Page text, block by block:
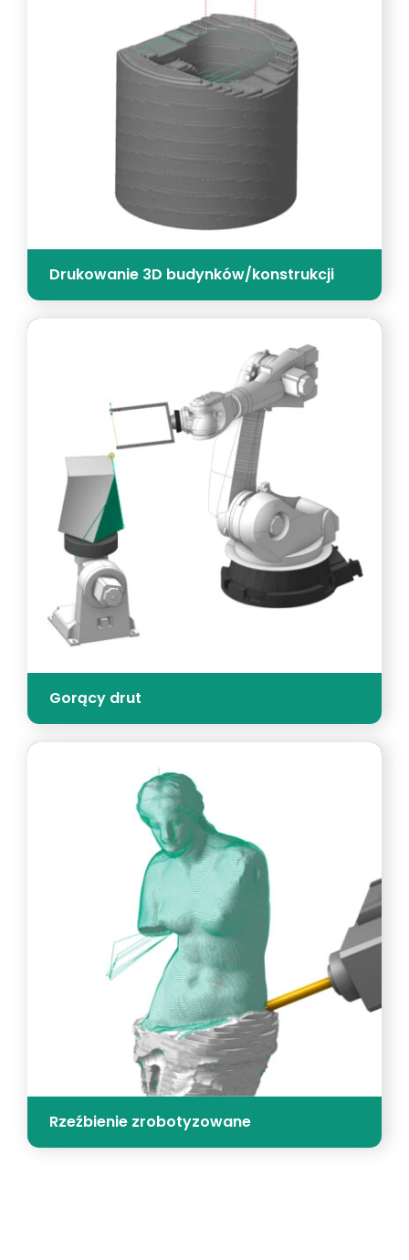
Drukowanie 3D budynków/konstrukcji
Gorący drut
Rzeźbienie zrobotyzowane